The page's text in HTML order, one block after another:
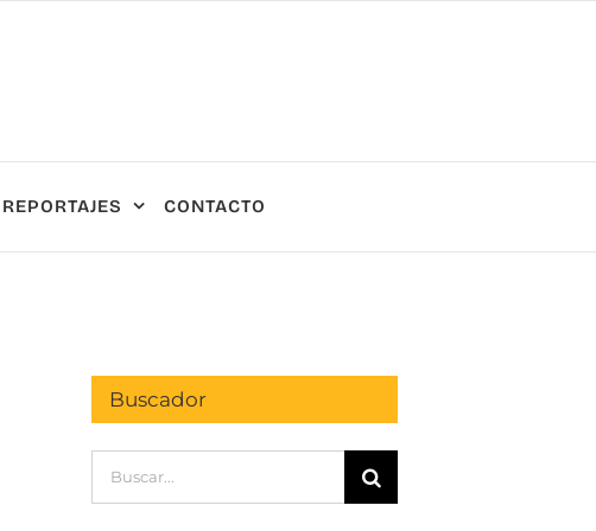
REPORTAJES CONTACTO
Buscador